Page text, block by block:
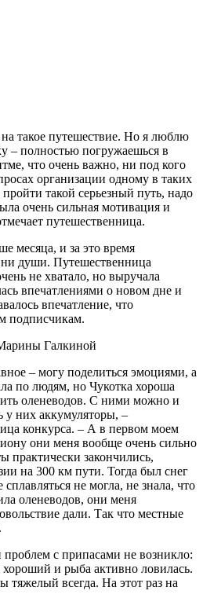
такое путешествие. Но я люблю
– полностью погружаешься в
что очень важно, ни под кого
организации одному в таких
такой серьезный путь, надо
очень сильная мотивация и
путешественница.
месяца, и за это время
ни души. Путешественница
не хватало, но выручала
впечатлениями о новом дне и
впечатление, что
подписчикам.
Галкиной
– могу поделиться эмоциями, а
по людям, но Чукотка хороша
оленеводов. С ними можно и
у них аккумуляторы, –
конкурса. – А в первом моем
они меня вообще очень сильно
практически закончились,
на 300 км пути. Тогда был снег
не могла, не знала, что
оленеводов, они меня
дали. Так что местные
с припасами не возникло:
хороший и рыба активно ловилась.
тяжелый всегда. На этот раз на